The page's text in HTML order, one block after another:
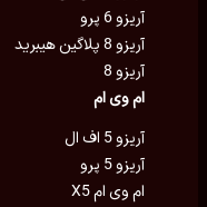
آریزو 6 پرو
آریزو 8 پلاگین هیبرید
آریزو 8
ام وی ام
آریزو 5 اف ال
آریزو 5 پرو
ام وی ام X5